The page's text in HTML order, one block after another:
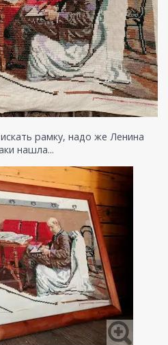
рамку, надо же Ленина
нашла...